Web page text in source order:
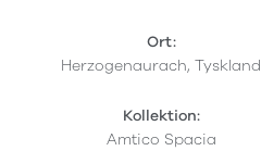
Ort:
Herzogenaurach, Tyskland
Kollektion:
Amtico Spacia